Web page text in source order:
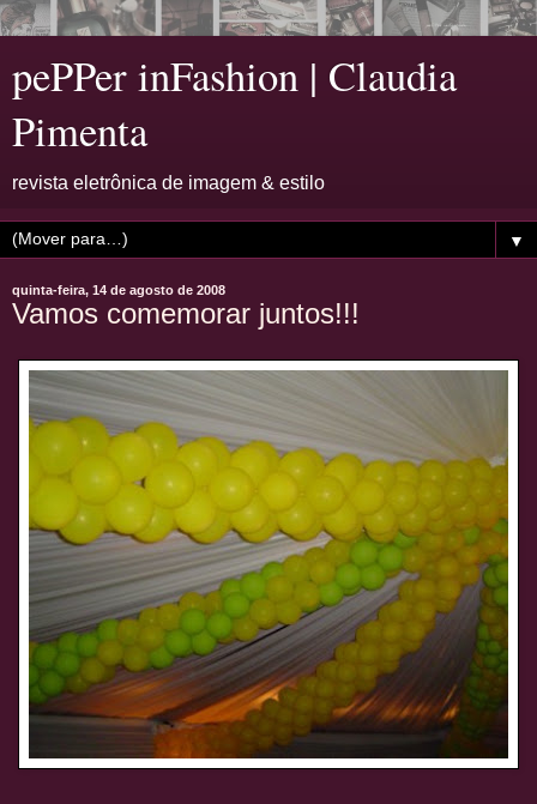
pePPer inFashion | Claudia
Pimenta
revista eletrônica de imagem & estilo
▼
quinta-feira, 14 de agosto de 2008
Vamos comemorar juntos!!!